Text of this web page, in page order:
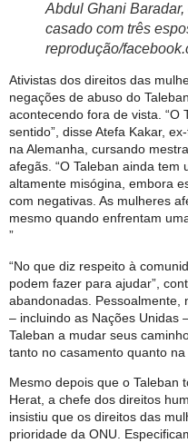
Abdul Ghani
casado com três
reprodução/
Ativistas dos direitos das
negações de abuso do
acontecendo fora de vista. “O
sentido”, disse Atefa Kakar,
na Alemanha, cursando
afegãs. “O Taleban ainda tem
altamente misógina, embora
com negativas. As mulheres
mesmo quando enfrentam
”
“No que diz respeito à
podem fazer para ajudar”,
abandonadas. Pessoalmente,
– incluindo as Nações Unidas
Taleban a mudar seus
tanto no casamento quanto na
Mesmo depois que o Taleban
Herat, a chefe dos direitos
insistiu que os direitos das
prioridade da ONU.